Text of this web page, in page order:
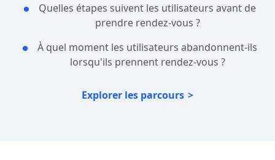
Quelles étapes suivent les utilisateurs avant de
prendre rendez-vous ?
À quel moment les utilisateurs abandonnent-ils
lorsqu'ils prennent rendez-vous ?
Explorer les parcours